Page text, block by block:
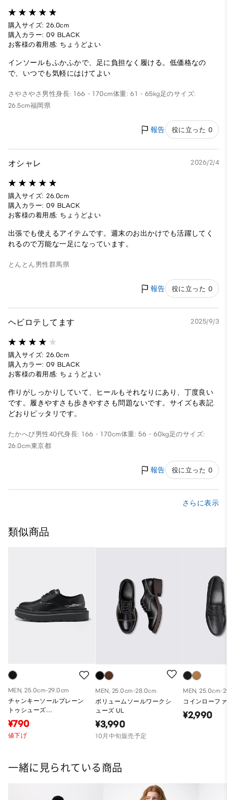
購入サイズ: 26.0cm
購入カラー: 09 BLACK
お客様の着用感: ちょうどよい
インソールもふかふかで、足に負担なく履ける。低価格なの
で、いつでも気軽にはけてよい
さやさやさ 男性身長: 166 - 170cm体重: 61 - 65kg足のサイズ:
26.5cm福岡県
報告 役に立った 0
オシャレ 2026/2/4
購入サイズ: 26.0cm
購入カラー: 09 BLACK
お客様の着用感: ちょうどよい
出張でも使えるアイテムです。週末のお出かけでも活躍してく
れるので万能な一足になっています。
とんとん 男性群馬県
報告 役に立った 0
ヘビロテしてます 2025/9/3
購入サイズ: 26.0cm
購入カラー: 09 BLACK
お客様の着用感: ちょうどよい
作りがしっかりしていて、ヒールもそれなりにあり、丁度良い
です。履きやすさも歩きやすさも問題ないです。サイズも表記
どおりピッタリです。
たかへび男性40代身長: 166 - 170cm体重: 56 - 60kg足のサイズ:
26.0cm東京都
報告 役に立った 0
さらに表示
類似商品
MEN, 25.0cm-29.0cm
チャンキーソールプレーン
トゥシューズ
UNDERCOVER
¥790
値下げ
MEN, 25.0cm-28.0cm
ボリュームソールワークシ
ューズ UL
¥3,990
10月中旬販売予定
MEN, 25.0cm-
コインローフ
¥2,990
一緒に見られている商品